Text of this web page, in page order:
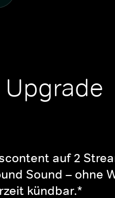
auf 2
Sound – ohne
kündbar.*